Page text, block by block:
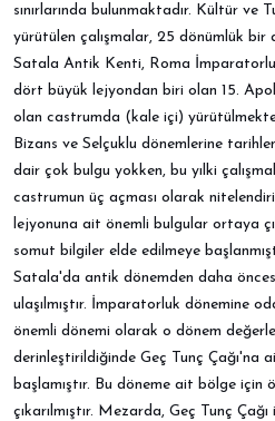
sınırlarında bulunmaktadır. Kültür ve
yürütülen çalışmalar, 25 dönümlük bir
Satala Antik Kenti, Roma
dört büyük lejyondan biri olan 15.
olan castrumda (kale içi)
Bizans ve Selçuklu dönemlerine
dair çok bulgu yokken, bu yılki
castrumun üç açması olarak
lejyonuna ait önemli bulgular ortaya
somut bilgiler elde edilmeye
Satala'da antik dönemden daha
ulaşılmıştır. İmparatorluk dönemine
önemli dönemi olarak o dönem
derinleştirildiğinde Geç Tunç Çağı'na
başlamıştır. Bu döneme ait bölge
çıkarılmıştır. Mezarda, Geç Tunç